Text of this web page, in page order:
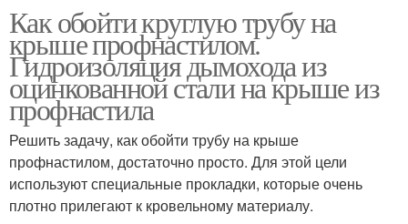
Как обойти круглую трубу на
крыше профнастилом.
Гидроизоляция дымохода из
оцинкованной стали на крыше из
профнастила
Решить задачу, как обойти трубу на крыше
профнастилом, достаточно просто. Для этой цели
используют специальные прокладки, которые очень
плотно прилегают к кровельному материалу.